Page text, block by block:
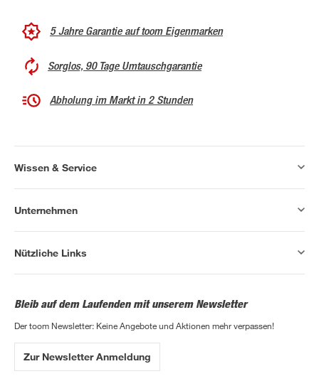
5 Jahre Garantie auf toom Eigenmarken
Sorglos, 90 Tage Umtauschgarantie
Abholung im Markt in 2 Stunden
Wissen & Service
Unternehmen
Nützliche Links
Bleib auf dem Laufenden mit unserem Newsletter
Der toom Newsletter: Keine Angebote und Aktionen mehr verpassen!
Zur Newsletter Anmeldung